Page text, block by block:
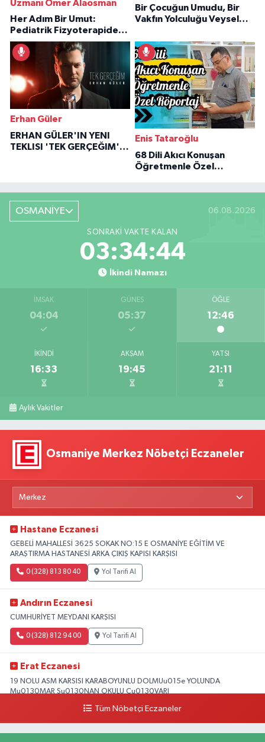
Uzmanı Ömer Alaosman
Her Adım Bir Umut:
Pediatrik Fizyoterapiden
İlham Veren Hikâyeler
Bir Çocuğun Umudu, Bir
Vakfın Yolculuğu Veysel
Erhan Güler
ERHAN GÜLER'IN YENI
TEKLISI 'TEK GERÇEĞIM'LE
Enis Tataroğlu
68 Dili Akıcı Konuşan
Öğretmenle Özel
OSMANİYE 06.08.2026
SONRAKI VAKTE KALAN
03:34:43
İkindi Namazı
İMSAK
04:04
GÜNEŞ
05:37
ÖĞLE
12:46
İKINDI
16:33
AKŞAM
19:45
YATSI
21:11
Aylık Vakitler
Osmaniye Merkez Nöbetçi Eczaneler
Hastane Eczanesi
GEBELİ MAHALLESİ 3625 SOKAK NO:15 E OSMANİYE EĞİTİM VE
ARAŞTIRMA HASTANESİ ARKA ÇIKIŞ KAPISI KARŞISI
0 (328) 813 80 40 Yol Tarifi Al
Andırın Eczanesi
CUMHURİYET MEYDANI KARŞISI
0 (328) 812 94 00 Yol Tarifi Al
Erat Eczanesi
19 NOLU ASM KARSISI KARABOYUNLU DOLMUu015e YOLUNDA
Mu0130MAR Su0130NAN OKULU Cu0130VARI
Yol Tarifi Al
Tüm Nöbetçi Eczaneler